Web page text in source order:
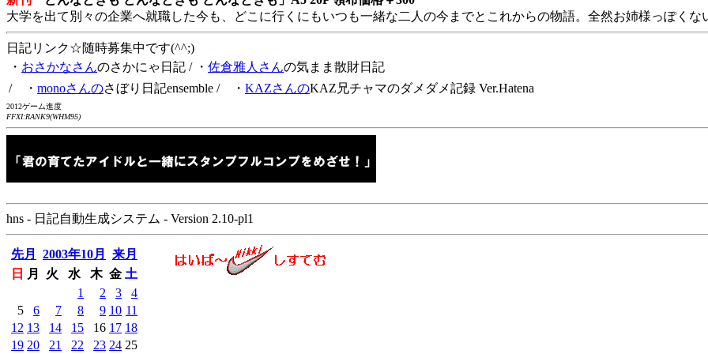
大学を出て別々の企業へ就職した今も、どこに行くにもいつも一緒な二人の今までとこれからの物語。全然お姉様っぽくな
日記リンク☆随時募集中です(^^;)
・ おさかなさんのさかにゃ日記 / ・ 佐倉雅人さんの気まま散財日記
/ ・ monoさんのさぼり日記ensemble / ・ KAZさんのKAZ兄チャマのダメダメ記録 Ver.Hatena
2012ゲーム進度
FFXI:RANK9(WHM95)
hns - 日記自動生成システム - Version 2.10-pl1
先月 2003年10月
来月
日
月 火 水 木 金 土
1
2 3
4
5
6 7 8 9 10 11
12 13 14 15 16 17 18
19 20 21 22 23 24 25